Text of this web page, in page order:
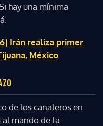
hay una mínima
Irán realiza primer
México
de los canaleros en
mando de la